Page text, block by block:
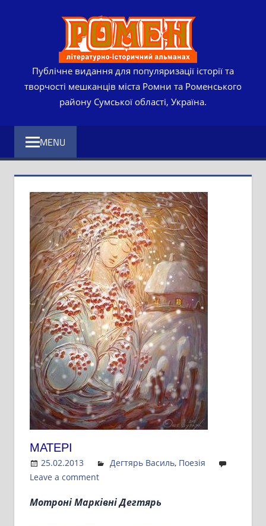
Публічне видання для популяризації історії та
творчості мешканців міста Ромни та Роменського
району Сумської області, Україна.
MENU
МАТЕРІ
25.02.2013 Admin
Дегтярь Василь, Поезія
Leave a comment
Мотроні Марківні Дегтярь